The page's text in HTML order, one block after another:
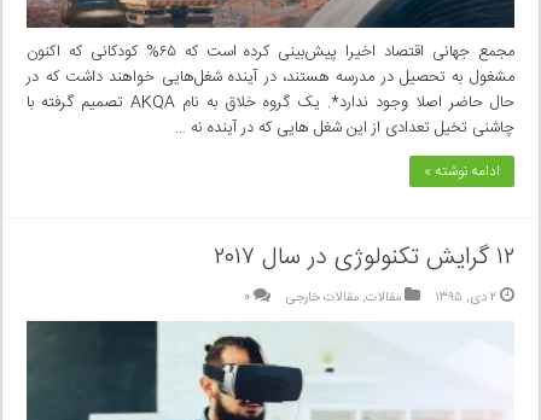
مجمع جهانی اقتصاد اخیرا پیش‌بینی کرده است که ۶۵% کودکانی که اکنون
مشغول به تحصیل در مدرسه هستند، در آینده شغل‌هایی خواهند داشت که در
حال حاضر اصلا وجود ندارد*. یک گروه خلاق به نام AKQA تصمیم گرفته با
چاشنی تخیل تعدادی از این شغل هایی که در آینده نه …
ادامه نوشته »
۱۲ گرایش تکنولوژی در سال ۲۰۱۷
۲ دی, ۱۳۹۵ مقالات,مقالات خارجی ۰